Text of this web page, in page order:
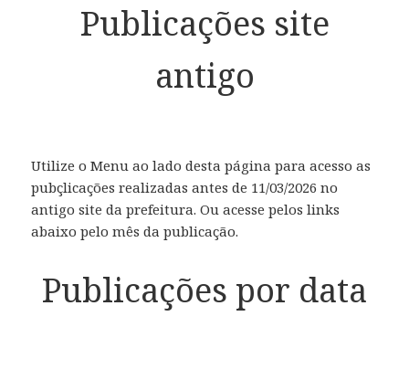
Publicações site
antigo
Utilize o Menu ao lado desta página para acesso as
pubçlicações realizadas antes de 11/03/2026 no
antigo site da prefeitura. Ou acesse pelos links
abaixo pelo mês da publicação.
Publicações por data